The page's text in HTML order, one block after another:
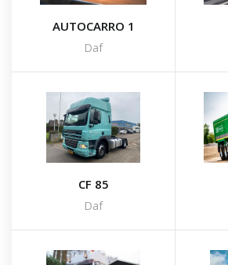
AUTOCARRO 1
Daf
CF 85
Daf